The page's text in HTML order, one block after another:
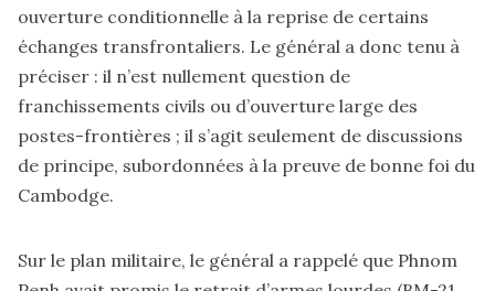
ouverture conditionnelle à la reprise de certains
échanges transfrontaliers. Le général a donc tenu à
préciser : il n’est nullement question de
franchissements civils ou d’ouverture large des
postes-frontières ; il s’agit seulement de discussions
de principe, subordonnées à la preuve de bonne foi du
Cambodge.
Sur le plan militaire, le général a rappelé que Phnom